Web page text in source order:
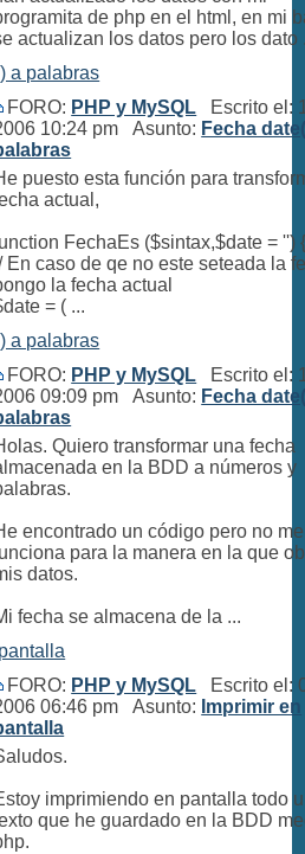
de php en el html, en mi
actualizan los datos pero los dato
a palabras
FORO: PHP y MySQL Escrito el:
10:24 pm Asunto: Fecha
puesto esta función para
actual,
FechaEs ($sintax,$date = '')
En caso de qe no este seteada la
la fecha actual
= ( ...
a palabras
FORO: PHP y MySQL Escrito el:
09:09 pm Asunto: Fecha
Quiero transformar una fecha
en la BDD a números y
encontrado un código pero no me
para la manera en la que
datos.
fecha se almacena de la ...
FORO: PHP y MySQL Escrito el:
06:46 pm Asunto: Imprimir en
imprimiendo en pantalla todo
que he guardado en la BDD